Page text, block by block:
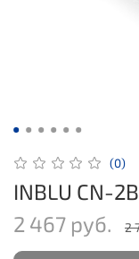
(0)
INBLU CN-
2 467 руб.
2